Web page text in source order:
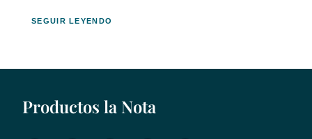
SEGUIR LEYENDO
Productos la Nota